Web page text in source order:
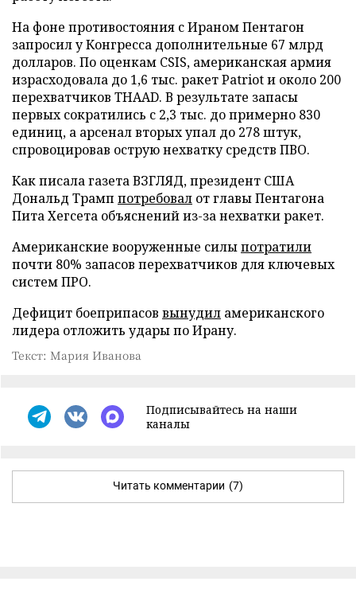
На фоне противостояния с Ираном Пентагон
запросил у Конгресса дополнительные 67 млрд
долларов. По оценкам CSIS, американская армия
израсходовала до 1,6 тыс. ракет Patriot и около 200
перехватчиков THAAD. В результате запасы
первых сократились с 2,3 тыс. до примерно 830
единиц, а арсенал вторых упал до 278 штук,
спровоцировав острую нехватку средств ПВО.
Как писала газета ВЗГЛЯД, президент США
Дональд Трамп потребовал от главы Пентагона
Пита Хегсета объяснений из-за нехватки ракет.
Американские вооруженные силыпотратили
почти 80% запасов перехватчиков для ключевых
систем ПРО.
Дефицит боеприпасов вынудил американского
лидера отложить удары по Ирану.
Текст: Мария Иванова
Подписывайтесь на наши
каналы
Читать комментарии (7)